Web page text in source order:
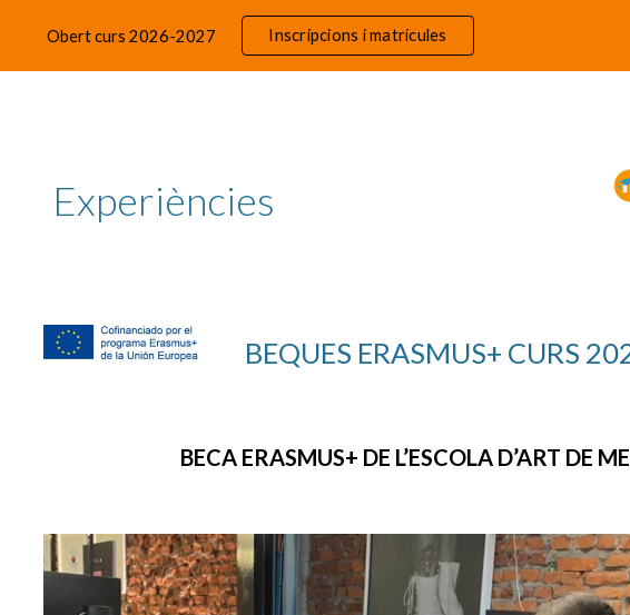
Skip to main content Skip to navigation
Obert curs 2026-2027 Inscripcions i matrícules
Experiències
BEQUES ERASMUS+ CURS 20
BECA ERASMUS+ DE L’ESCOLA D’ART DE